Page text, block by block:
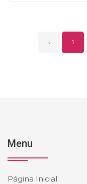
‹ 1
Menu
Página Inicial